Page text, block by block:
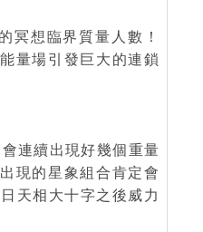
冥想臨界質量人數！
量場引發巨大的連鎖
連續出現好幾個重量
現的星象組合肯定會
天相大十字之後威力